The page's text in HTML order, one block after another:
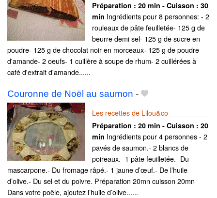
Préparation : 20 min - Cuisson : 30
min Ingrédients pour 8 personnes: - 2
rouleaux de pâte feuilletée- 125 g de
beurre demi sel- 125 g de sucre en
poudre- 125 g de chocolat noir en morceaux- 125 g de poudre
d'amande- 2 oeufs- 1 cuillère à soupe de rhum- 2 cuillérées à
café d'extrait d'amande......
Couronne de Noël au saumon -
Les recettes de Lilou&co
Préparation : 20 min - Cuisson : 20
min Ingrédients pour 4 personnes - 2
pavés de saumon.- 2 blancs de
poireaux.- 1 pâte feuilletée.- Du
mascarpone.- Du fromage râpé.- 1 jaune d’œuf.- De l’huile
d’olive.- Du sel et du poivre. Préparation 20mn cuisson 20mn
Dans votre poêle, ajoutez l’huile d’olive......